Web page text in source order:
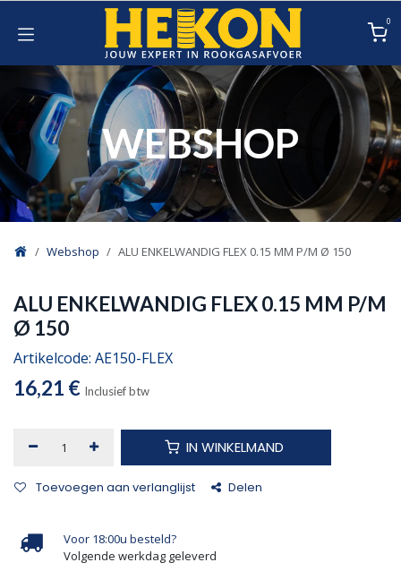
Overslaan naar inhoud
0
WEBSHOP
Webshop ALU ENKELWANDIG FLEX 0.15 MM P/M Ø 150
ALU ENKELWANDIG FLEX 0.15 MM P/M
Ø 150
Artikelcode: AE150-FLEX
16,21 € Inclusief btw
IN WINKELMAND
Toevoegen aan verlanglijst Delen
Voor 18:00u besteld?
Volgende werkdag geleverd